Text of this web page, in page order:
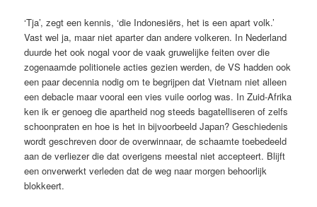
‘Tja’, zegt een kennis, ‘die Indonesiërs, het is een apart volk.’
Vast wel ja, maar niet aparter dan andere volkeren. In Nederland
duurde het ook nogal voor de vaak gruwelijke feiten over die
zogenaamde politionele acties gezien werden, de VS hadden ook
een paar decennia nodig om te begrijpen dat Vietnam niet alleen
een debacle maar vooral een vies vuile oorlog was. In Zuid-Afrika
ken ik er genoeg die apartheid nog steeds bagatelliseren of zelfs
schoonpraten en hoe is het in bijvoorbeeld Japan? Geschiedenis
wordt geschreven door de overwinnaar, de schaamte toebedeeld
aan de verliezer die dat overigens meestal niet accepteert. Blijft
een onverwerkt verleden dat de weg naar morgen behoorlijk
blokkeert.